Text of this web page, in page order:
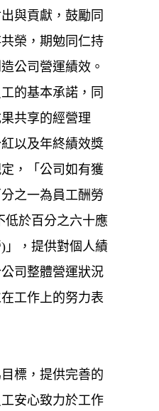
與貢獻，鼓勵同
榮，期勉同仁持
公司營運績效。
的基本承諾，同
共享的經營理
以及年終績效獎
，「公司如有獲
之一為員工酬勞
低於百分之六十應
」，提供對個人績
司整體營運狀況
工作上的努力表
標，提供完善的
安心致力於工作